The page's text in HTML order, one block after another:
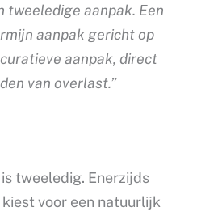
tweeledige aanpak. Een
aanpak gericht op
aanpak, direct
van overlast.”
tweeledig. Enerzijds
voor een natuurlijk